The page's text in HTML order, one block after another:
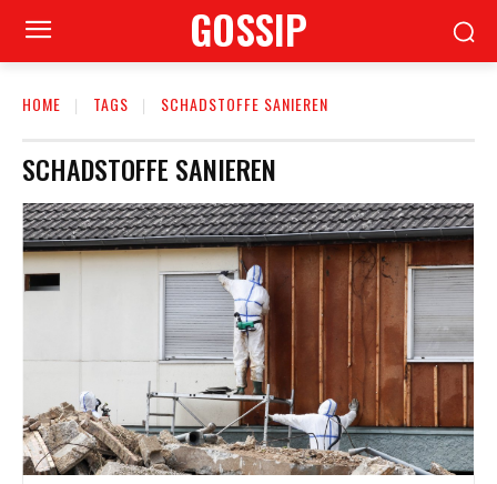
GOSSIP
HOME TAGS SCHADSTOFFE SANIEREN
SCHADSTOFFE SANIEREN